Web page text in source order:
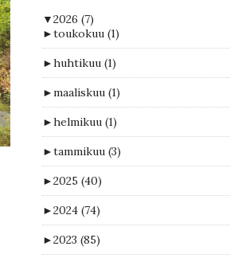
▼2026 (7)
►toukokuu (1)
►huhtikuu (1)
►maaliskuu (1)
►helmikuu (1)
►tammikuu (3)
►2025 (40)
►2024 (74)
►2023 (85)